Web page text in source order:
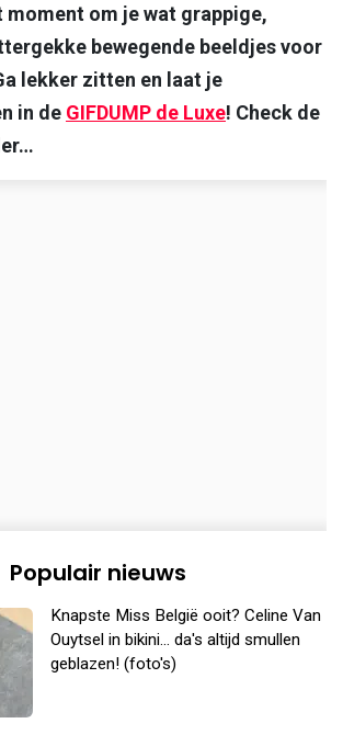
moment om je wat grappige,
bewegende beeldjes voor
lekker zitten en laat je
in de GIFDUMP de Luxe! Check de
Populair nieuws
Knapste Miss België ooit? Celine Van
Ouytsel in bikini... da's altijd smullen
geblazen! (foto's)